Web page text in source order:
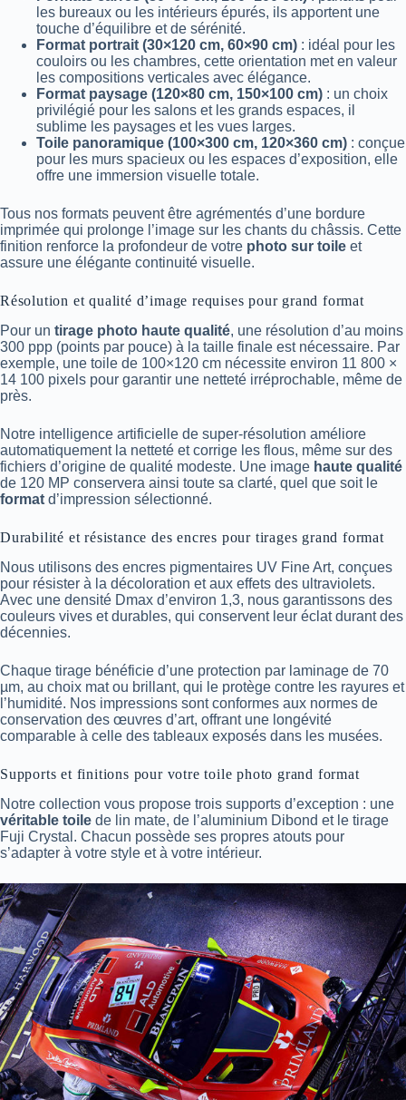
les bureaux ou les intérieurs épurés, ils apportent une
touche d’équilibre et de sérénité.
Format portrait (30×120 cm, 60×90 cm) : idéal pour les
couloirs ou les chambres, cette orientation met en valeur
les compositions verticales avec élégance.
Format paysage (120×80 cm, 150×100 cm) : un choix
privilégié pour les salons et les grands espaces, il
sublime les paysages et les vues larges.
Toile panoramique (100×300 cm, 120×360 cm) : conçue
pour les murs spacieux ou les espaces d’exposition, elle
offre une immersion visuelle totale.
Tous nos formats peuvent être agrémentés d’une bordure
imprimée qui prolonge l’image sur les chants du châssis. Cette
finition renforce la profondeur de votre photo sur toile et
assure une élégante continuité visuelle.
Résolution et qualité d’image requises pour grand format
Pour un tirage photo haute qualité, une résolution d’au moins
300 ppp (points par pouce) à la taille finale est nécessaire. Par
exemple, une toile de 100×120 cm nécessite environ 11 800 ×
14 100 pixels pour garantir une netteté irréprochable, même de
près.
Notre intelligence artificielle de super-résolution améliore
automatiquement la netteté et corrige les flous, même sur des
fichiers d’origine de qualité modeste. Une image haute qualité
de 120 MP conservera ainsi toute sa clarté, quel que soit le
format d’impression sélectionné.
Durabilité et résistance des encres pour tirages grand format
Nous utilisons des encres pigmentaires UV Fine Art, conçues
pour résister à la décoloration et aux effets des ultraviolets.
Avec une densité Dmax d’environ 1,3, nous garantissons des
couleurs vives et durables, qui conservent leur éclat durant des
décennies.
Chaque tirage bénéficie d’une protection par laminage de 70
µm, au choix mat ou brillant, qui le protège contre les rayures et
l’humidité. Nos impressions sont conformes aux normes de
conservation des œuvres d’art, offrant une longévité
comparable à celle des tableaux exposés dans les musées.
Supports et finitions pour votre toile photo grand format
Notre collection vous propose trois supports d’exception : une
véritable toile de lin mate, de l’aluminium Dibond et le tirage
Fuji Crystal. Chacun possède ses propres atouts pour
s’adapter à votre style et à votre intérieur.